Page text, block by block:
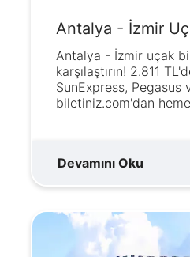
Antalya - İzmir
Antalya - İzmir uçak
karşılaştırın! 2.811
SunExpress, Pegasus
biletiniz.com'dan
Devamını Oku